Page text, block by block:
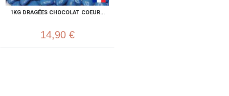
1KG DRAGÉES CHOCOLAT COEUR...
14,90 €